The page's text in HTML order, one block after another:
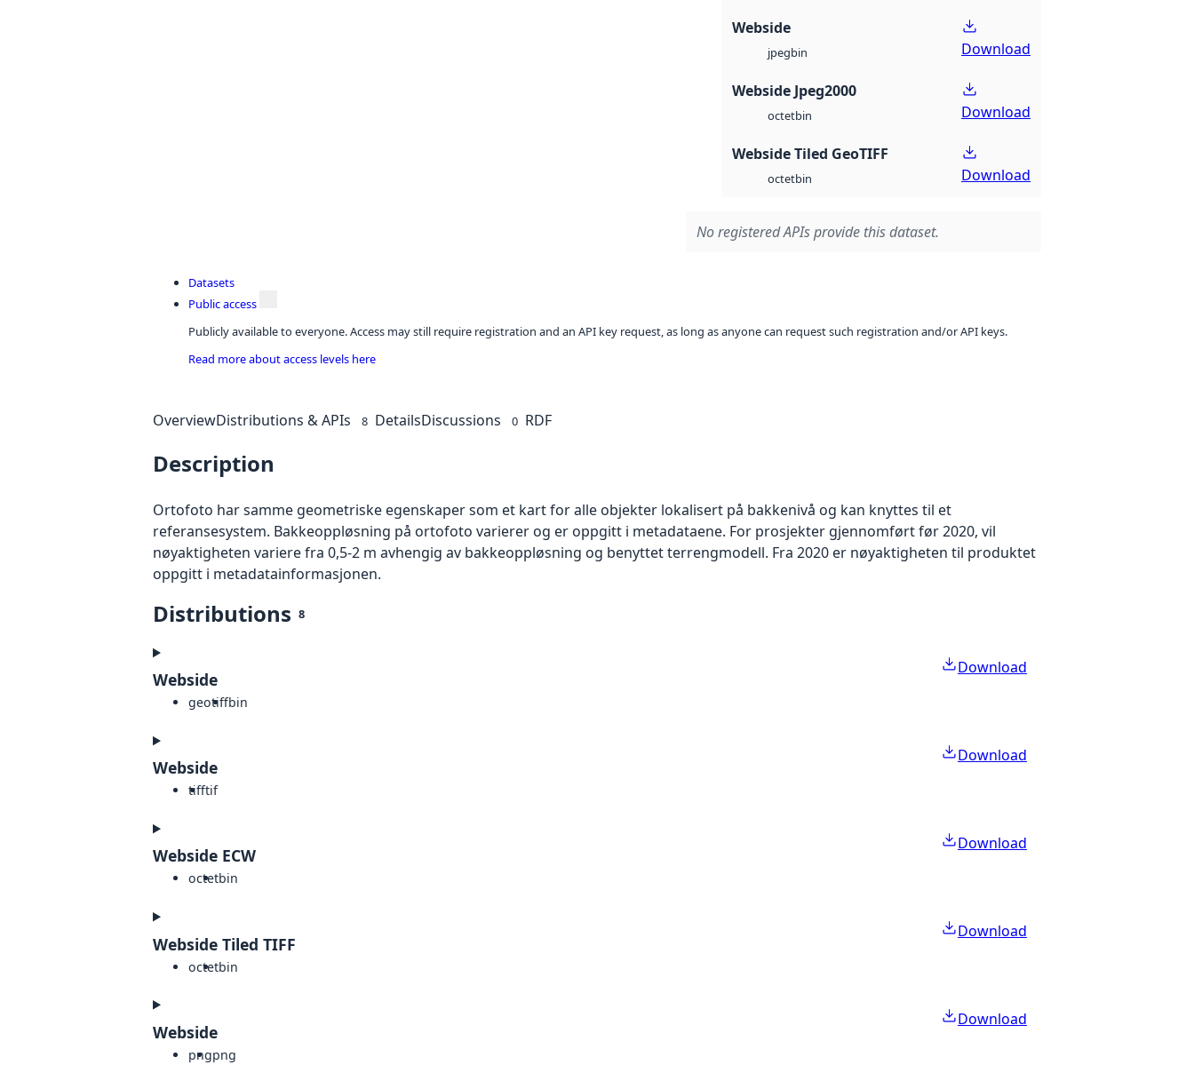
Webside
jpegbin Download
Webside Jpeg2000
octetbin Download
Webside Tiled GeoTIFF
octetbin Download
No registered APIs provide this dataset.
Datasets
Public access
Publicly available to everyone. Access may still require registration and an API key request, as long as anyone can request such registration and/or API keys.
Read more about access levels here
OverviewDistributions & APIs 8 DetailsDiscussions 0 RDF
Description
Ortofoto har samme geometriske egenskaper som et kart for alle objekter lokalisert på bakkenivå og kan knyttes til et
referansesystem. Bakkeoppløsning på ortofoto varierer og er oppgitt i metadataene. For prosjekter gjennomført før 2020, vil
nøyaktigheten variere fra 0,5-2 m avhengig av bakkeoppløsning og benyttet terrengmodell. Fra 2020 er nøyaktigheten til produktet
oppgitt i metadatainformasjonen.
Distributions 8
Webside
geotiffbin
Download
Webside
tifftif
Download
Webside ECW
octetbin
Download
Webside Tiled TIFF
octetbin
Download
Webside
pngpng
Download